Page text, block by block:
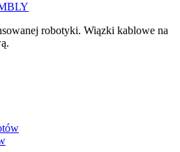
robotyki. Wiązki kablowe na